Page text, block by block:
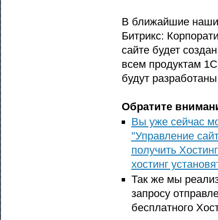
В ближайшие наши
Битрикс:
сайте будет
всем продуктам
будут
Обратите
Вы уже сейчас
"Управление
получить
хостинг
Так же мы
запросу
бесплатного